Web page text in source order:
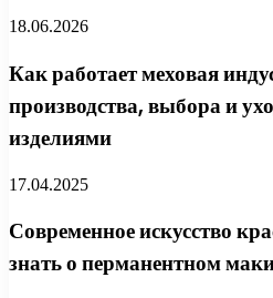
18.06.2026
Как работает меховая
производства, выбора и
изделиями
17.04.2025
Современное искусство
знать о перманентном